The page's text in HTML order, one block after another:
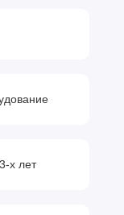
х лет